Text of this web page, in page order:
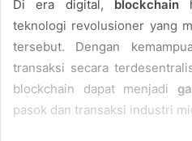
Di era digital, blockchain
teknologi revolusioner yang
tersebut. Dengan
transaksi secara
blockchain dapat menjadi
pasok dan transaksi industri